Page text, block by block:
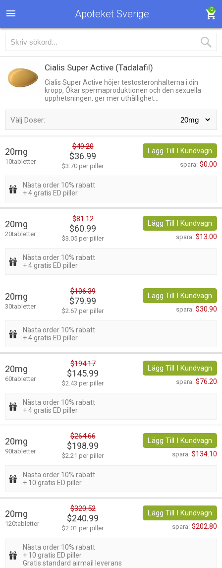
Apoteket Sverige 0
Cialis Super Active (Tadalafil)
Cialis Super Active höjer testosteronhalterna i din
kropp, Ökar spermaproduktionen och den sexuella
upphetsningen, ger mer uthållighet...
Välj Doser:
20mg
10tabletter
$49.20
$36.99
$3.70 per piller
Lägg Till I Kundvagn
spara: $0.00
Nästa order 10% rabatt
+ 4 gratis ED piller
20mg
20tabletter
$81.12
$60.99
$3.05 per piller
Lägg Till I Kundvagn
spara: $13.00
Nästa order 10% rabatt
+ 4 gratis ED piller
20mg
30tabletter
$106.39
$79.99
$2.67 per piller
Lägg Till I Kundvagn
spara: $30.90
Nästa order 10% rabatt
+ 4 gratis ED piller
20mg
60tabletter
$194.17
$145.99
$2.43 per piller
Lägg Till I Kundvagn
spara: $76.20
Nästa order 10% rabatt
+ 4 gratis ED piller
20mg
90tabletter
$264.66
$198.99
$2.21 per piller
Lägg Till I Kundvagn
spara: $134.10
Nästa order 10% rabatt
+ 10 gratis ED piller
20mg
120tabletter
$320.52
$240.99
$2.01 per piller
Lägg Till I Kundvagn
spara: $202.80
Nästa order 10% rabatt
+ 10 gratis ED piller
Gratis standard airmail leverans